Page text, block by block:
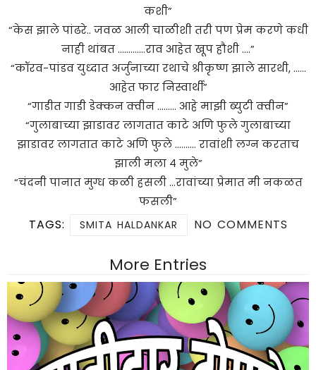
कशी”
“केस झाले पांढरे.. जवळ आली चाळीशी तरी पण प्रेम करणे कधी
नाही थांबत ………….राव आहेत खूप हौशी ….”
“कॉरव-पांडव युध्दात अर्जुनाच्या रथाचे श्रीकृष्ण झाले सारथी, ……
आहेत फार निस्वार्थी”
“गाडीत गाडी डेक्कन क्वीन ……… आहे माझी ब्युटी क्वीन”
“गुलाबाच्या झाडावर लागतात काटे अणि फुले गुलाबाच्या
झाडावर लागतात काटे अणि फुले ………. रावांशी लग्न करताच
झाली मला ४ मुले”
“चंदनी पानात मुग्ध कळी हसली …रावांच्या प्रेमात मी नकळत
फसली”
TAGS: SMITA HALDANKAR NO COMMENTS
More Entries